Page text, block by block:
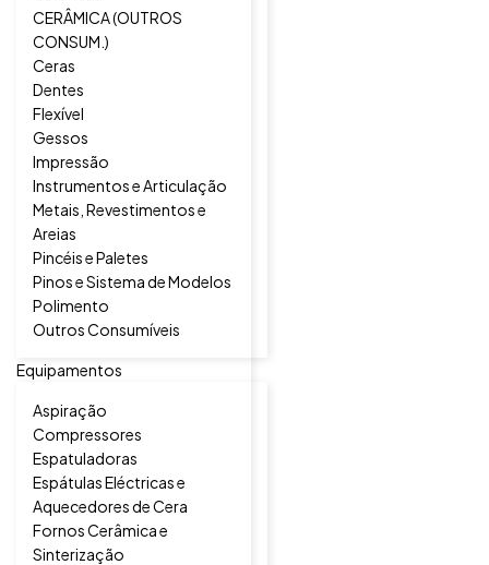
CERÂMICA (OUTROS
CONSUM.)
Ceras
Dentes
Flexível
Gessos
Impressão
Instrumentos e Articulação
Metais, Revestimentos e
Areias
Pincéis e Paletes
Pinos e Sistema de Modelos
Polimento
Outros Consumíveis
Equipamentos
Aspiração
Compressores
Espatuladoras
Espátulas Eléctricas e
Aquecedores de Cera
Fornos Cerâmica e
Sinterização